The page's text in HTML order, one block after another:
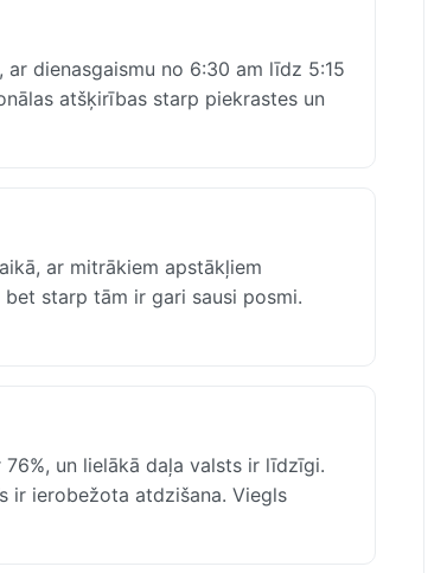
dienasgaismu no 6:30 am līdz 5:15
atšķirības starp piekrastes un
ar mitrākiem apstākļiem
starp tām ir gari sausi posmi.
un lielākā daļa valsts ir līdzīgi.
ir ierobežota atdzišana. Viegls